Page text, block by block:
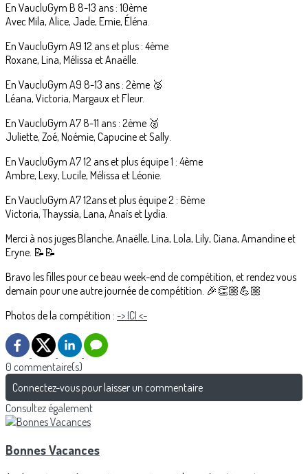
En VaucluGym B 8-13 ans : 10ème
Avec Mila, Alice, Jade, Emie, Éléna.
En VaucluGym A9 12 ans et plus : 4ème
Roxane, Lina, Mélissa et Anaëlle.
En VaucluGym A9 8-13 ans : 2ème 🥈
Léana, Victoria, Margaux et Fleur.
En VaucluGym A7 8-11 ans : 2ème 🥈
Juliette, Zoé, Noémie, Capucine et Sally.
En VaucluGym A7 12 ans et plus équipe 1 : 4ème
Ambre, Lexy, Lucile, Mélissa et Léonie.
En VaucluGym A7 12ans et plus équipe 2 : 6ème
Victoria, Thayssia, Lana, Anaïs et Lydia.
Merci à nos juges Blanche, Anaëlle, Lina, Lola, Lily, Ciana, Amandine et
Eryne. 📝📝
Bravo les filles pour ce beau week-end de compétition, et rendez vous
demain pour une autre journée de compétition. 🎉👏🏼💪🏼
Photos de la compétition : -> ICI <-
0 commentaire(s)
Connectez-vous pour laisser un commentaire
Consultez également
Bonnes Vacances